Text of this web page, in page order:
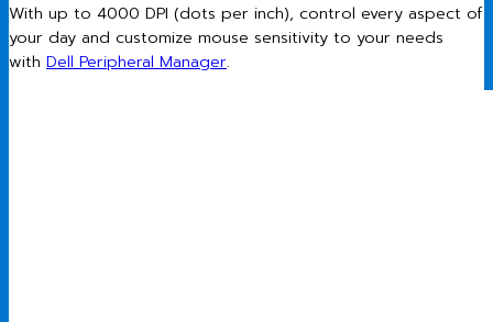
With up to 4000 DPI (dots per inch), control every aspect of
your day and customize mouse sensitivity to your needs
with Dell Peripheral Manager.